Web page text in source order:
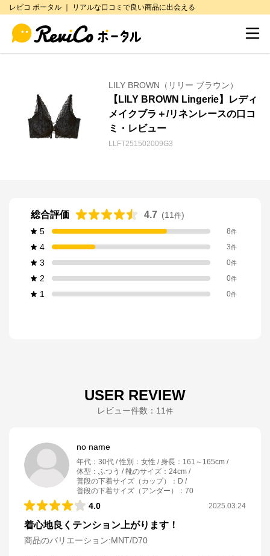
レビコ ポータル ｜ リアルな口コミで良い商品に出会える
LILY BROWN（リリー ブラウン）
【LILY BROWN Lingerie】レディ
メイクブラ＋/リネンレースの口コ
ミ・レビュー
LLFT251502009G3
総合評価 4.7 (11 件)
5
8件
4 3件
3 0件
2 0件
1 0件
USER REVIEW
レビュー件数： 11 件
no name
年代 ： 30代 性別 ： 女性 身長 ： 161～165cm
体型 ： ふつう 靴のサイズ ： 24cm
普段の下着サイズ（カップ）
： D
普段の下着サイズ（アンダー）
： 70
4.0 2025.03.24
着心地良くテンション上がります！
商品のバリエーション:MNT/D70